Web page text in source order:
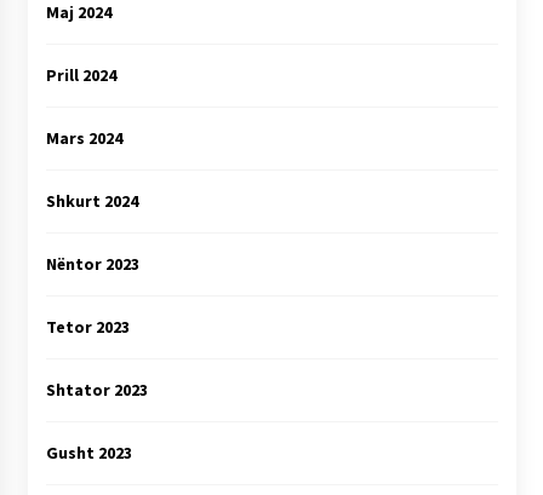
Maj 2024
Prill 2024
Mars 2024
Shkurt 2024
Nëntor 2023
Tetor 2023
Shtator 2023
Gusht 2023